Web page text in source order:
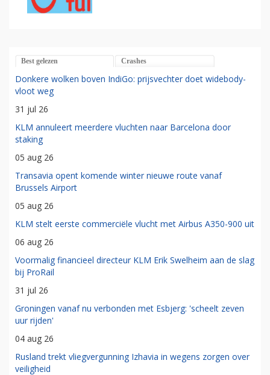
Best gelezen Crashes
Donkere wolken boven IndiGo: prijsvechter doet widebody-
vloot weg
31 jul 26
KLM annuleert meerdere vluchten naar Barcelona door
staking
05 aug 26
Transavia opent komende winter nieuwe route vanaf
Brussels Airport
05 aug 26
KLM stelt eerste commerciële vlucht met Airbus A350-900 uit
06 aug 26
Voormalig financieel directeur KLM Erik Swelheim aan de slag
bij ProRail
31 jul 26
Groningen vanaf nu verbonden met Esbjerg: 'scheelt zeven
uur rijden'
04 aug 26
Rusland trekt vliegvergunning Izhavia in wegens zorgen over
veiligheid